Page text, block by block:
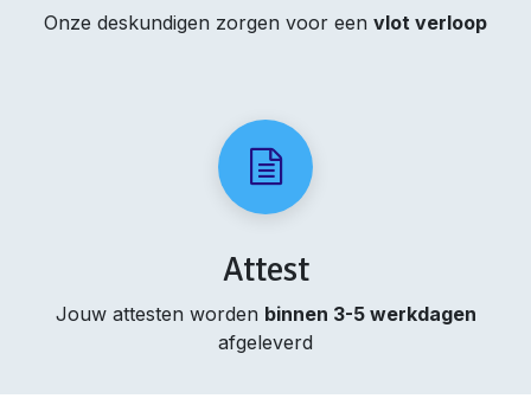
Onze deskundigen zorgen voor een vlot verloop
Attest
Jouw attesten worden binnen 3-5 werkdagen
afgeleverd